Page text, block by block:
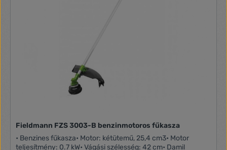
Fieldmann FZS 3003-B benzinmotoros fűkasza
• Benzines fűkasza• Motor: kétütemű, 25,4 cm3• Motor
teljesítmény: 0.7 kW• Vágási szélesség: 42 cm• Damil